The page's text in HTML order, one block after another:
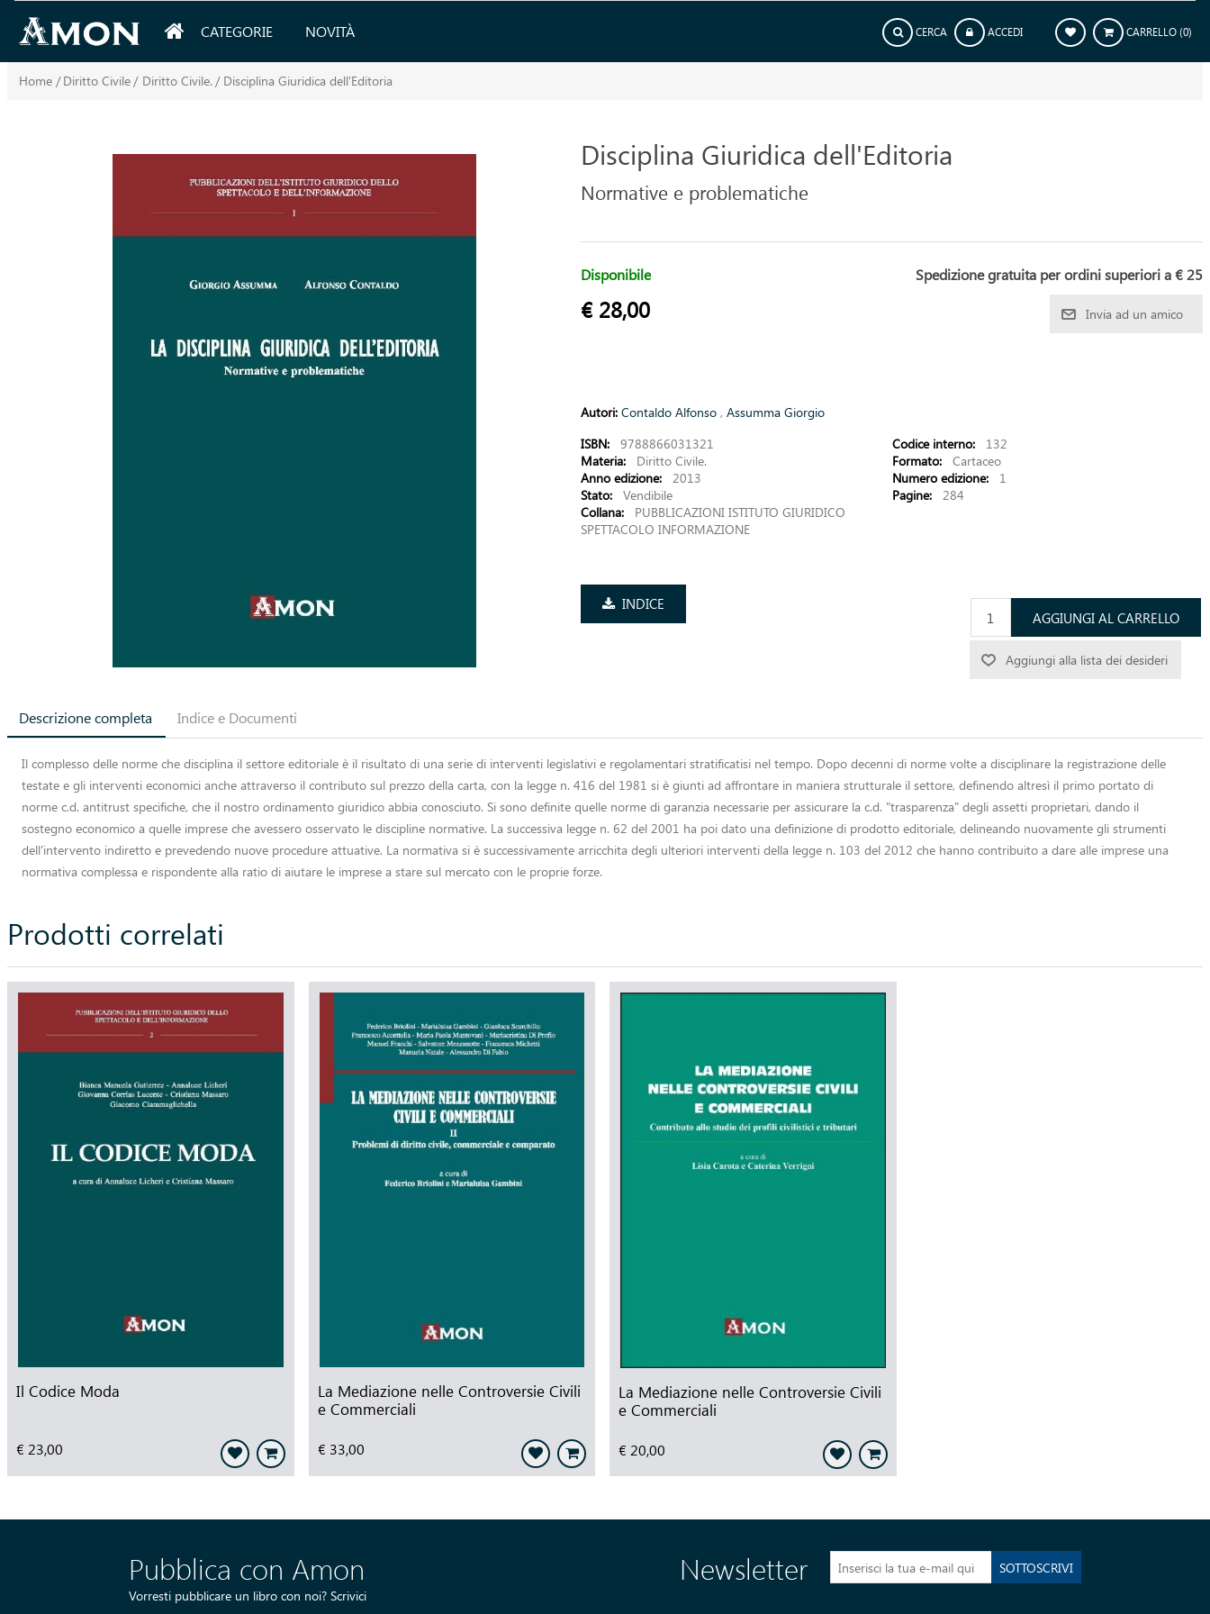
CATEGORIE NOVITÀ CERCA ACCEDI CARRELLO(0)
Home / Diritto Civile/ Diritto Civile. / Disciplina Giuridica dell'Editoria
Disciplina Giuridica dell'Editoria
Normative e problematiche
Disponibile
€ 28,00
Spedizione gratuita per ordini superiori a € 25
Invia ad un amico
Autori: Contaldo Alfonso , Assumma Giorgio
ISBN:
9788866031321 Codice interno:
132
Materia:
Diritto Civile. Formato:
Cartaceo
Anno edizione:
2013 Numero edizione:
1
Stato:
Vendibile Pagine:
284
Collana:
PUBBLICAZIONI ISTITUTO GIURIDICO
SPETTACOLO INFORMAZIONE
INDICE
AGGIUNGI AL CARRELLO
Aggiungi alla lista dei desideri
Descrizione completa Indice e Documenti
Il complesso delle norme che disciplina il settore editoriale è il risultato di una serie di interventi legislativi e regolamentari stratificatisi nel tempo. Dopo decenni di norme volte a disciplinare la registrazione delle
testate e gli interventi economici anche attraverso il contributo sul prezzo della carta, con la legge n. 416 del 1981 si è giunti ad affrontare in maniera strutturale il settore, definendo altresì il primo portato di
norme c.d. antitrust specifiche, che il nostro ordinamento giuridico abbia conosciuto. Si sono definite quelle norme di garanzia necessarie per assicurare la c.d. "trasparenza" degli assetti proprietari, dando il
sostegno economico a quelle imprese che avessero osservato le discipline normative. La successiva legge n. 62 del 2001 ha poi dato una definizione di prodotto editoriale, delineando nuovamente gli strumenti
dell'intervento indiretto e prevedendo nuove procedure attuative. La normativa si è successivamente arricchita degli ulteriori interventi della legge n. 103 del 2012 che hanno contribuito a dare alle imprese una
normativa complessa e rispondente alla ratio di aiutare le imprese a stare sul mercato con le proprie forze.
Prodotti correlati
Il Codice Moda
€ 23,00
La Mediazione nelle Controversie Civili
e Commerciali
€ 33,00
La Mediazione nelle Controversie Civili
e Commerciali
€ 20,00
Pubblica con Amon
Vorresti pubblicare un libro con noi? Scrivici
Newsletter SOTTOSCRIVI